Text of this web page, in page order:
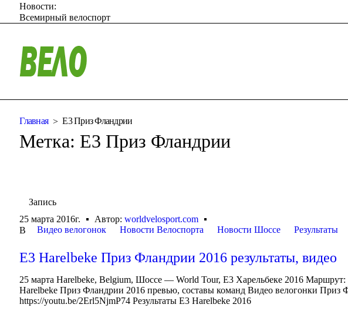
Новости:
Всемирный велоспорт
Главная Е3 Приз Фландрии
Метка: Е3 Приз Фландрии
Запись
25 марта 2016г.
Автор:worldvelosport.com
В
Видео велогонок Новости Велоспорта Новости Шоссе Результаты
E3 Harelbeke Приз Фландрии 2016 результаты, видео
25 марта Harelbeke, Belgium, Шоссе — World Tour, E3 Харельбеке 2016
Harelbeke Приз Фландрии 2016 превью, составы команд Видео велогонки Приз
https://youtu.be/2Erl5NjmP74 Результаты E3 Harelbeke 2016